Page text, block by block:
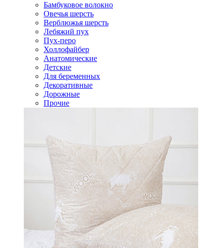
Бамбуковое волокно
Овечья шерсть
Верблюжья шерсть
Лебяжий пух
Пух-перо
Холлофайбер
Анатомические
Детские
Для беременных
Декоративные
Дорожные
Прочие